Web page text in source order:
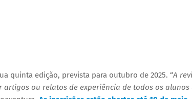
quinta edição, prevista para outubro de 2025. “A
ou relatos de experiência de todos os alunos